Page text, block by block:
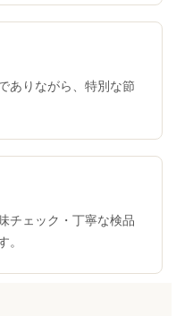
ありながら、特別な節
チェック・丁寧な検品
。